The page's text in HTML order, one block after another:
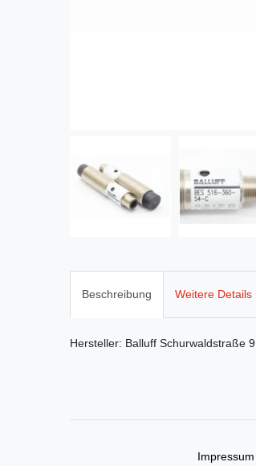
Beschreibung Weitere Details
Hersteller: Balluff Schurwaldstraße 9
Impressum